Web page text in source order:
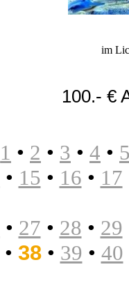
im
100.- €
1 • 2 • 3 • 4 •
• 15 • 16 • 17
• 27 • 28 • 29
• 38• 39 • 40